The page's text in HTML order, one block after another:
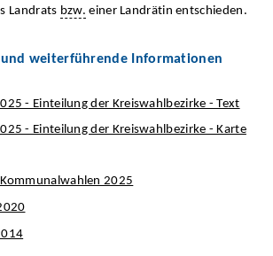
Landrats bzw. einer Landrätin entschieden.
und weiterführende Informationen
- Einteilung der Kreiswahlbezirke - Text
- Einteilung der Kreiswahlbezirke - Karte
2025